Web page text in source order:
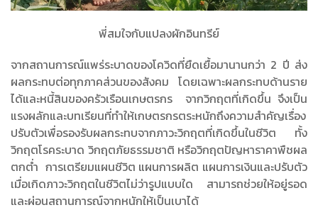
พี่สมใจกับแปลงผักอินทรีย์
จากสถานการณ์แพร่ระบาดของโควิดที่ยืดเยื้อมานานกว่า 2 ปี ส่ง
ผลกระทบต่อทุกภาคส่วนของสังคม โดยเฉพาะผลกระทบด้านราย
ได้และหนี้สินของครัวเรือนเกษตรกร จากวิกฤตที่เกิดขึ้น จึงเป็น
แรงผลักและบทเรียนที่ทำให้เกษตรกรตระหนักถึงความสำคัญเรื่อง
ปรับตัวเพื่อรองรับผลกระทบจากภาวะวิกฤตที่เกิดขึ้นในชีวิต ทั้ง
วิกฤตโรคระบาด วิกฤตภัยธรรมชาติ หรือวิกฤตปัญหาราคาพืชผล
ตกต่ำ การเตรียมแผนชีวิต แผนการผลิต แผนการเงินและปรับตัว
เมื่อเกิดภาวะวิกฤตในชีวิตไม่ว่ารูปแบบใด สามารถช่วยให้อยู่รอด
และผ่อนสถานการณ์จากหนักให้เป็นเบาได้